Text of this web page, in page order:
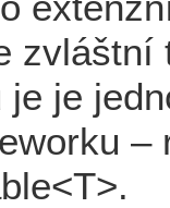
je je
–